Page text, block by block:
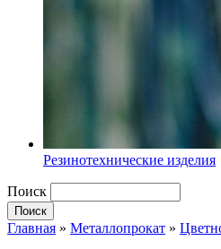
Резинотехнические изделия
Поиск
Главная » Металлопрокат »